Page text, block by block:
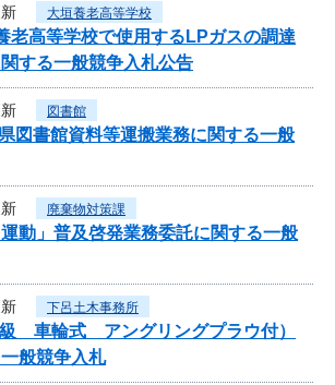
大垣養老高等学校
老高等学校で使用するLPガスの調達
関する一般競争入札公告
図書館
図書館資料等運搬業務に関する一般
廃棄物対策課
運動」普及啓発業務委託に関する一般
下呂土木事務所
車輪式 アングリングプラウ付）
般競争入札